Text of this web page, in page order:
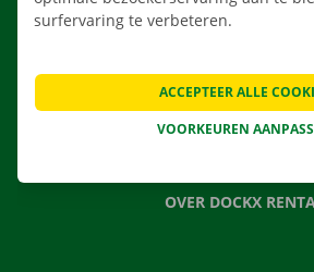
CONTACTEER ONS
NIEUWS
CADEAUBON
OVER DOCKX
surfervaring te verbeteren.
VOORKEUREN
ACCEPTEER ALLE